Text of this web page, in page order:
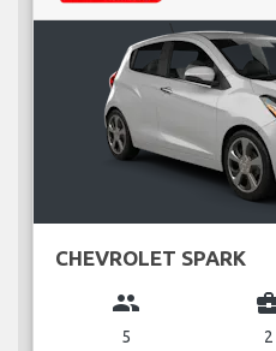
CHEVROLET SPARK
group
5 2